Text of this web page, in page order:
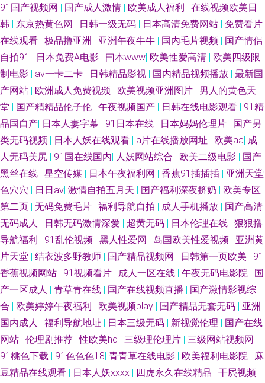
91国产视频网 | 国产成人激情 | 欧美成人福利 | 在线视频欧美日
韩 | 东京热黄色网 | 日韩一级无码 | 日本高清免费网站 | 免费看片
在线观看 | 极品撸亚洲 | 亚洲午夜牛牛 | 国内毛片视频 | 国产情侣
自拍91 | 日本免费A电影 | 曰本www| 欧美性爱高清 | 欧美四级限
制电影 | av一卡二卡 | 日韩精品影视 | 国内精品视频播放 | 最新国
产网站 | 欧洲成人免费视频 | 欧美视频亚洲图片 | 男人的黄色天
堂 | 国产精精品伦子伦 | 午夜视频国产 | 日韩在线电影观看 | 91精
品国自产| 日本人妻字幕 | 91日本在线 | 日本妈妈伦理片 | 国产另
类无码视频 | 日本人妖在线观看 | a片在线播放网址 | 欧美aa| 成
人无码美尻 | 91国在线国内| 人妖网站综合 | 欧美二级电影 | 国产
黑丝在线 | 星空传媒 | 日本午夜福利网 | 香蕉91插插插 | 亚洲天堂
色穴穴 | 日日av| 激情自拍五月天 | 国产福利深夜挤奶 | 欧美专区
第二页 | 无码免费毛片 | 福利导航自拍 | 成人手机播放 | 国产高清
无码成人 | 日韩无码激情深爱 | 超黄无码 | 日本伦理在线 | 狠狠撸
导航福利 | 91乱伦视频 | 黑人性爱网 | 岛国欧美性爱视频 | 亚洲黄
片天堂 | 结衣波多野教师 | 国产精品视频网 | 日韩第一页欧美 | 91
香蕉视频网站 | 91视频看片 | 成人一区在线 | 午夜无码电影院 | 国
产一区成人 | 青草青在线 | 国产在线视频直播 | 国产激情影视综
合 | 欧美婷婷午夜福利 | 欧美视频play | 国产精品无套无码 | 亚洲
国内成人 | 福利导航地址 | 日本三级无码 | 新视觉伦理 | 国产在线
网站 | 伦理剧推荐 |性欧美hd | 三级理伦理片 | 三级网站视频网 |
91桃色下载 | 91色色色18| 青青草在线电影 | 欧美福利电影院 | 麻
豆精品在线观看 | 日本人妖xxxx | 四虎永久在线精品 | 干屄视频